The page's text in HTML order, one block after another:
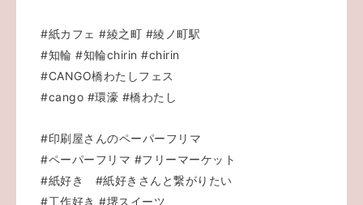
#紙カフェ #綾之町 #綾ノ町駅
#知輪 #知輪chirin #chirin
#CANGO橋わたしフェス
#cango #環濠 #橋わたし
#印刷屋さんのペーパーフリマ
#ペーパーフリマ #フリーマーケット
#紙好き
#紙好きさんと繋がりたい
#工作好き #堺スイーツ